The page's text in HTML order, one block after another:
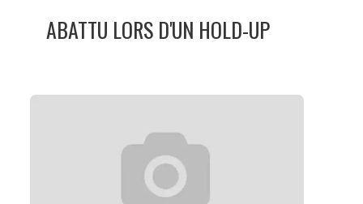
ABATTU LORS D'UN HOLD-UP